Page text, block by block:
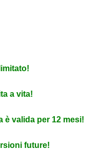
a vita!
è valida per 12 mesi!
future!